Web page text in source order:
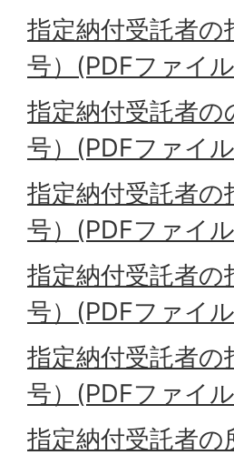
指定納付受託者
号）(PDFファイ
指定納付受託者
号）(PDFファイ
指定納付受託者
号）(PDFファイ
指定納付受託者
号）(PDFファイ
指定納付受託者
号）(PDFファイ
指定納付受託者